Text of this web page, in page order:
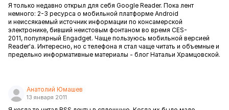
Я только недавно открыл для себя Google Reader. Пока лент
немного: 2-3 ресурса о мобильной платформе Android
и неиссякаемый источник информации по консамерской
электронике, бивший неистовым фонтаном во время CES-
2011, популярный Engadget. Чаще пользуюсь мобильной версией
Reader'а. Интересно, но с телефона я стал чаще читать и объемные и
предельно информативные материалы - блог Натальи Храмцовской.
Анатолий Юмашев
13 января 2011